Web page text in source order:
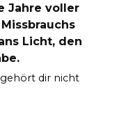
Jahre voller
Licht, den
gehört dir nicht